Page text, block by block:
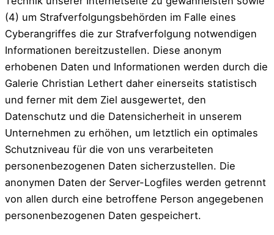
(4) um Strafverfolgungsbehörden im Falle eines
Cyberangriffes die zur Strafverfolgung notwendigen
Informationen bereitzustellen. Diese anonym
erhobenen Daten und Informationen werden durch die
Galerie Christian Lethert daher einerseits statistisch
und ferner mit dem Ziel ausgewertet, den
Datenschutz und die Datensicherheit in unserem
Unternehmen zu erhöhen, um letztlich ein optimales
Schutzniveau für die von uns verarbeiteten
personenbezogenen Daten sicherzustellen. Die
anonymen Daten der Server-Logfiles werden getrennt
von allen durch eine betroffene Person angegebenen
personenbezogenen Daten gespeichert.